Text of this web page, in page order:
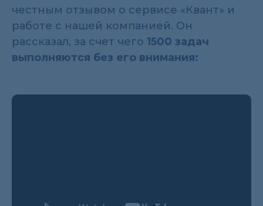
честным отзывом о сервисе «Квант» и
работе с нашей компанией. Он
рассказал, за счет чего 1500 задач
выполняются без его внимания: